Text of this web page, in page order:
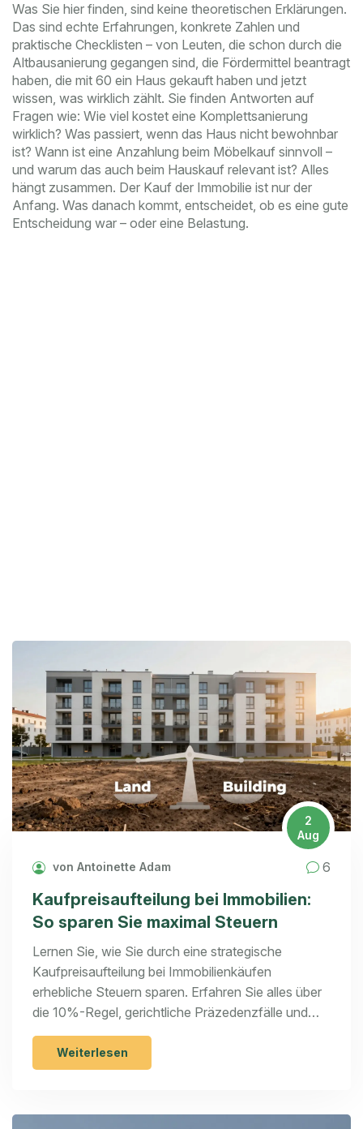
Was Sie hier finden, sind keine theoretischen Erklärungen.
Das sind echte Erfahrungen, konkrete Zahlen und
praktische Checklisten – von Leuten, die schon durch die
Altbausanierung gegangen sind, die Fördermittel beantragt
haben, die mit 60 ein Haus gekauft haben und jetzt
wissen, was wirklich zählt. Sie finden Antworten auf
Fragen wie: Wie viel kostet eine Komplettsanierung
wirklich? Was passiert, wenn das Haus nicht bewohnbar
ist? Wann ist eine Anzahlung beim Möbelkauf sinnvoll –
und warum das auch beim Hauskauf relevant ist? Alles
hängt zusammen. Der Kauf der Immobilie ist nur der
Anfang. Was danach kommt, entscheidet, ob es eine gute
Entscheidung war – oder eine Belastung.
2
Aug
von Antoinette Adam 6
Kaufpreisaufteilung bei Immobilien:
So sparen Sie maximal Steuern
Lernen Sie, wie Sie durch eine strategische
Kaufpreisaufteilung bei Immobilienkäufen
erhebliche Steuern sparen. Erfahren Sie alles über
die 10%-Regel, gerichtliche Präzedenzfälle und
praktische Tipps zur Optimierung Ihrer
Abschreibungen.
Weiterlesen